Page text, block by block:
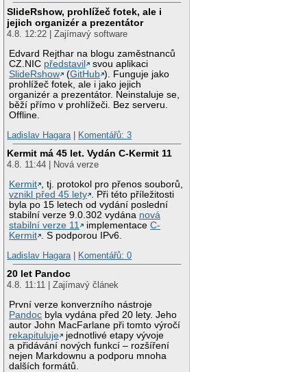
SlideRshow, prohlížeč fotek, ale i
jejich organizér a prezentátor
4.8. 12:22 | Zajímavý software
Edvard Rejthar na blogu zaměstnanců
CZ.NIC představil
svou aplikaci
SlideRshow
(GitHub ). Funguje jako
prohlížeč fotek, ale i jako jejich
organizér a prezentátor. Neinstaluje se,
běží přímo v prohlížeči. Bez serveru.
Offline.
Ladislav Hagara| Komentářů: 3
Kermit má 45 let. Vydán C-Kermit 11
4.8. 11:44 | Nová verze
Kermit
, tj. protokol pro přenos souborů,
vznikl před 45 lety
. Při této příležitosti
byla po 15 letech od vydání poslední
stabilní verze 9.0.302 vydána nová
stabilní verze 11
implementaceC-
Kermit
. S podporou IPv6.
Ladislav Hagara| Komentářů: 0
20 let Pandoc
4.8. 11:11 | Zajímavý článek
První verze konverzního nástroje
Pandoc byla vydána před 20 lety. Jeho
autor John MacFarlane při tomto výročí
rekapituluje
jednotlivé etapy vývoje
a přidávání nových funkcí – rozšíření
nejen Markdownu a podporu mnoha
dalších formátů.